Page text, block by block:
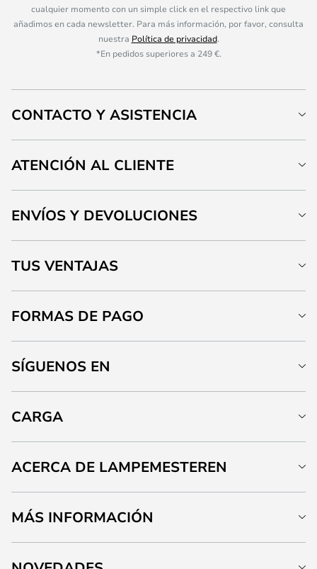
cualquier momento con un simple click en el respectivo link que
añadimos en cada newsletter. Para más información, por favor, consulta
nuestra Política de privacidad.
*En pedidos superiores a 249 €.
CONTACTO Y ASISTENCIA
ATENCIÓN AL CLIENTE
ENVÍOS Y DEVOLUCIONES
TUS VENTAJAS
FORMAS DE PAGO
SÍGUENOS EN
CARGA
ACERCA DE LAMPEMESTEREN
MÁS INFORMACIÓN